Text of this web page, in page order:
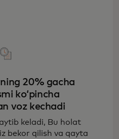
20% gacha
ko‘pincha
voz kechadi
keladi, Bu holat
bekor qilish va qayta